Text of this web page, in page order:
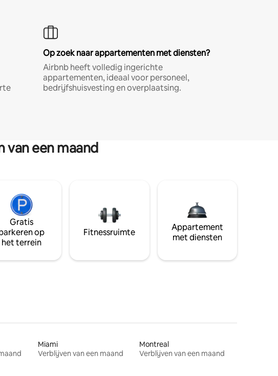
Op zoek naar appartementen met diensten?
Airbnb heeft volledig ingerichte
appartementen, ideaal voor personeel,
bedrijfshuisvesting en overplaatsing.
van een maand
Gratis
op
het terrein
Fitnessruimte
Appartement
met diensten
Miami
Verblijven van een maand
Montreal
Verblijven van een maand